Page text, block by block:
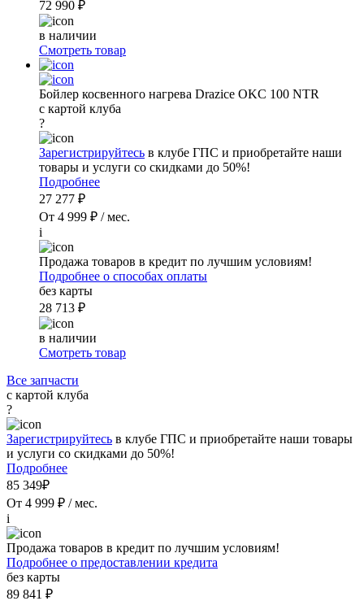
72 990 ₽
в наличии
Смотреть товар
Бойлер косвенного нагрева Drazice OKC 100 NTR
с картой клуба
?
Зарегистрируйтесь в клубе ГПС и приобретайте наши
товары и услуги со скидками до 50%!
Подробнее
27 277 ₽
От 4 999 ₽ / мес.
i
Продажа товаров в кредит по лучшим условиям!
Подробнее о способах оплаты
без карты
28 713 ₽
в наличии
Смотреть товар
Все запчасти
с картой клуба
?
Зарегистрируйтесь в клубе ГПС и приобретайте наши товары
и услуги со скидками до 50%!
Подробнее
85 349₽
От 4 999 ₽ / мес.
i
Продажа товаров в кредит по лучшим условиям!
Подробнее о предоставлении кредита
без карты
89 841 ₽